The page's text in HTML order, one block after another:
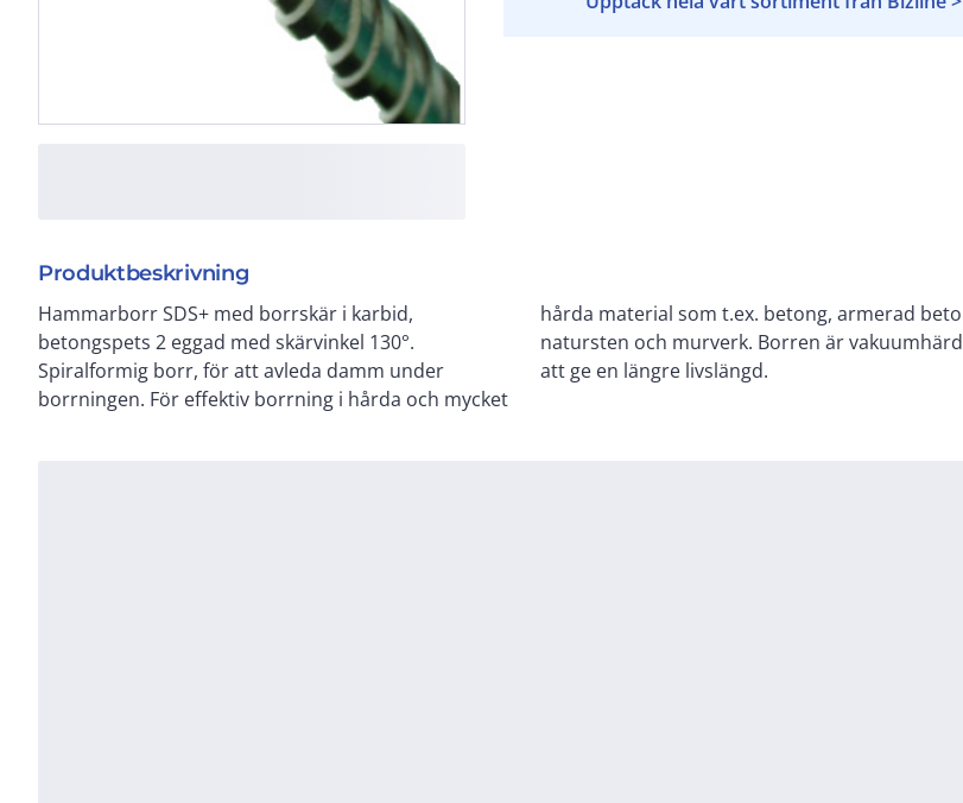
Produktbeskrivning
Hammarborr SDS+ med borrskär i karbid,
betongspets 2 eggad med skärvinkel 130°.
Spiralformig borr, för att avleda damm under
borrningen. För effektiv borrning i hårda och mycket
hårda material som t.ex. betong, armerad betong,
natursten och murverk. Borren är vakuumhärdad för
att ge en längre livslängd.